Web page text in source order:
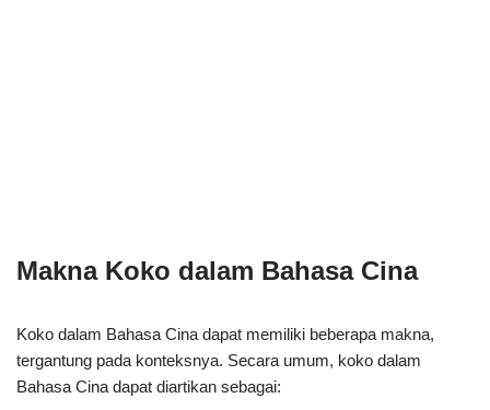
Makna Koko dalam Bahasa Cina
Koko dalam Bahasa Cina dapat memiliki beberapa makna,
tergantung pada konteksnya. Secara umum, koko dalam
Bahasa Cina dapat diartikan sebagai: